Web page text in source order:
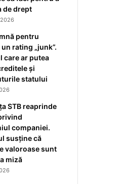
de drept
pentru
rating „junk”.
care ar putea
și
statului
STB reaprinde
companiei.
susține că
valoroase sunt
miză